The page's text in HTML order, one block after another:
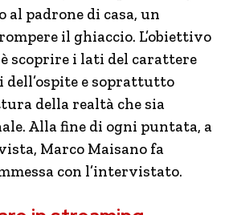
al padrone di casa, un
il ghiaccio. L’obiettivo
scoprire i lati del carattere
dell’ospite e soprattutto
della realtà che sia
Alla fine di ogni puntata, a
Marco Maisano fa
con l’intervistato.